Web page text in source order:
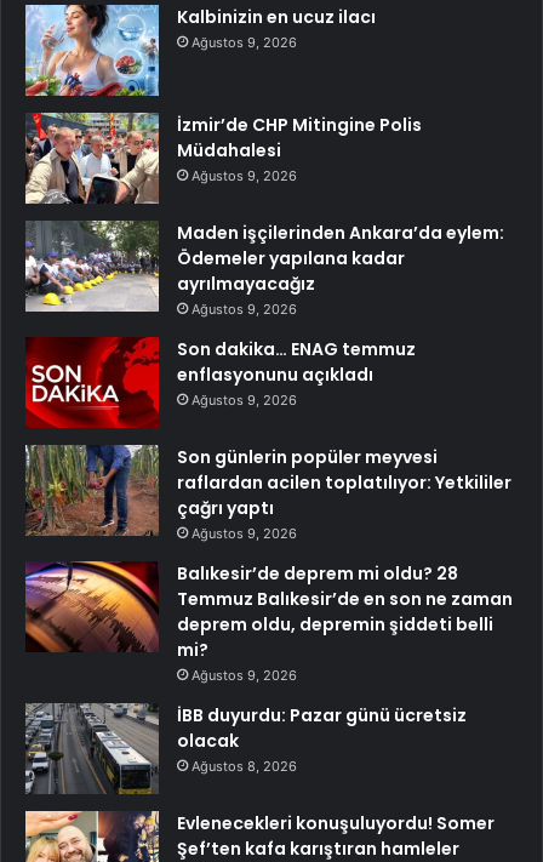
Kalbinizin en ucuz ilacı
Ağustos 9, 2026
İzmir’de CHP Mitingine Polis
Müdahalesi
Ağustos 9, 2026
Maden işçilerinden Ankara’da eylem:
Ödemeler yapılana kadar
ayrılmayacağız
Ağustos 9, 2026
Son dakika… ENAG temmuz
enflasyonunu açıkladı
Ağustos 9, 2026
Son günlerin popüler meyvesi
raflardan acilen toplatılıyor: Yetkililer
çağrı yaptı
Ağustos 9, 2026
Balıkesir’de deprem mi oldu? 28
Temmuz Balıkesir’de en son ne zaman
deprem oldu, depremin şiddeti belli
mi?
Ağustos 9, 2026
İBB duyurdu: Pazar günü ücretsiz
olacak
Ağustos 8, 2026
Evlenecekleri konuşuluyordu! Somer
Şef’ten kafa karıştıran hamleler